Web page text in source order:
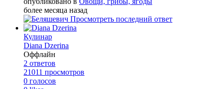
более месяца назад
Просмотреть последний ответ
Кулинар
Diana Dzerina
Оффлайн
2 ответов
21011 просмотров
0 голосов